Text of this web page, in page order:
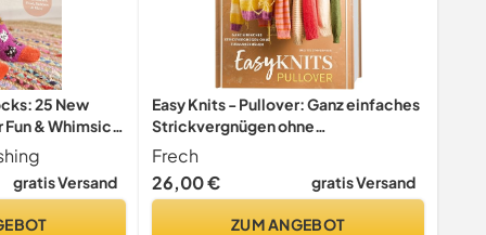
25 New
& Whimsical
Games,
gratis Versand
Easy Knits - Pullover: Ganz einfaches
Strickvergnügen ohne
Zusammennähen
Frech
26,00 €
gratis Versand
ZUM ANGEBOT